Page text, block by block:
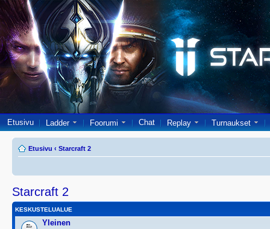
Etusivu Ladder Foorumi Chat Replay Turnaukset
Etusivu ‹ Starcraft 2
Starcraft 2
KESKUSTELUALUE
Yleinen